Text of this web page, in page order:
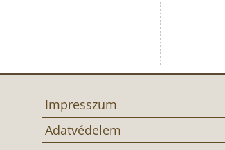
Impresszum
Adatvédelem